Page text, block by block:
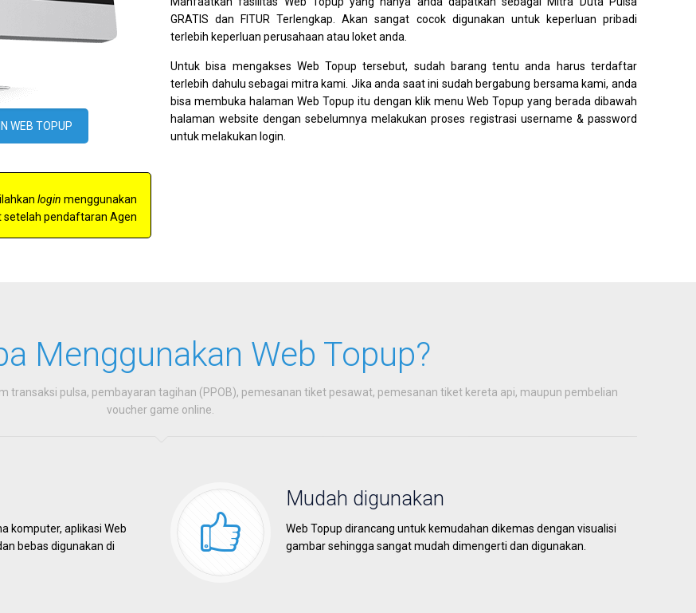
WEB TOPUP
login menggunakan
setelah pendaftaran Agen
GRATIS dan FITUR Terlengkap. Akan sangat cocok digunakan untuk keperluan pribadi
terlebih keperluan perusahaan atau loket anda.
Untuk bisa mengakses Web Topup tersebut, sudah barang tentu anda harus terdaftar
terlebih dahulu sebagai mitra kami. Jika anda saat ini sudah bergabung bersama kami, anda
bisa membuka halaman Web Topup itu dengan klik menu Web Topup yang berada dibawah
halaman website dengan sebelumnya melakukan proses registrasi username & password
untuk melakukan login.
Menggunakan Web Topup?
transaksi pulsa, pembayaran tagihan (PPOB), pemesanan tiket pesawat, pemesanan tiket kereta api, maupun pembelian
voucher game online.
komputer, aplikasi Web
bebas digunakan di
Mudah digunakan
Web Topup dirancang untuk kemudahan dikemas dengan visualisi
gambar sehingga sangat mudah dimengerti dan digunakan.